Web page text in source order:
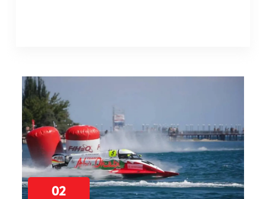
من العالم
الأكثر قراءة
02